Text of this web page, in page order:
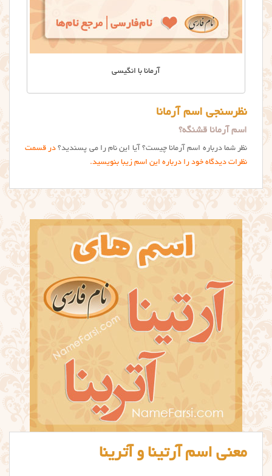
آرمانا با انگیسی
نظرسنجی اسم آرمانا
اسم آرمانا قشنگه؟
نظر شما درباره اسم آرمانا چیست؟ آیا این نام را می پسندید؟ در قسمت
نظرات دیدگاه خود را درباره این اسم زیبا بنویسید.
معنی اسم آرتینا و آترینا